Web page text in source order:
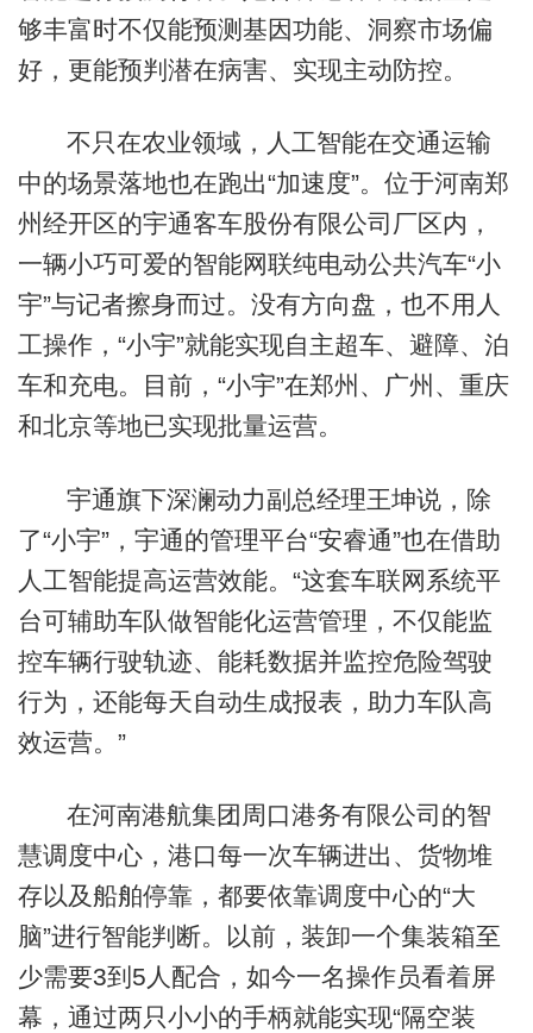
够丰富时不仅能预测基因功能、洞察市场偏
好，更能预判潜在病害、实现主动防控。
不只在农业领域，人工智能在交通运输
中的场景落地也在跑出“加速度”。位于河南郑
州经开区的宇通客车股份有限公司厂区内，
一辆小巧可爱的智能网联纯电动公共汽车“小
宇”与记者擦身而过。没有方向盘，也不用人
工操作，“小宇”就能实现自主超车、避障、泊
车和充电。目前，“小宇”在郑州、广州、重庆
和北京等地已实现批量运营。
宇通旗下深澜动力副总经理王坤说，除
了“小宇”，宇通的管理平台“安睿通”也在借助
人工智能提高运营效能。“这套车联网系统平
台可辅助车队做智能化运营管理，不仅能监
控车辆行驶轨迹、能耗数据并监控危险驾驶
行为，还能每天自动生成报表，助力车队高
效运营。”
在河南港航集团周口港务有限公司的智
慧调度中心，港口每一次车辆进出、货物堆
存以及船舶停靠，都要依靠调度中心的“大
脑”进行智能判断。以前，装卸一个集装箱至
少需要3到5人配合，如今一名操作员看着屏
幕，通过两只小小的手柄就能实现“隔空装